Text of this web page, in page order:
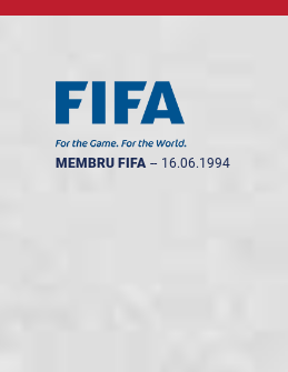
MEMBRU FIFA -- 16.06.1994